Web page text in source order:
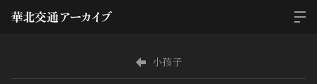
小孩子